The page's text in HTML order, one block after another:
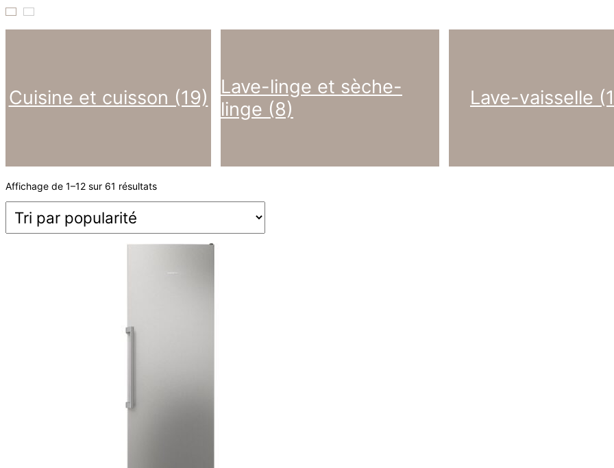
Cuisine et cuisson (19)
Lave-linge et sèche-
linge (8)
Lave-vaisselle
Affichage de 1–12 sur 61 résultatsTrié